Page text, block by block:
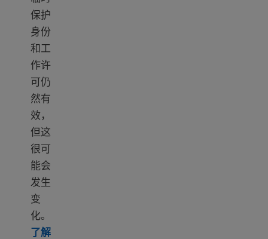
保护
身份
和工
作许
可仍
然有
效，
但这
很可
能会
发生
变
化。
了解